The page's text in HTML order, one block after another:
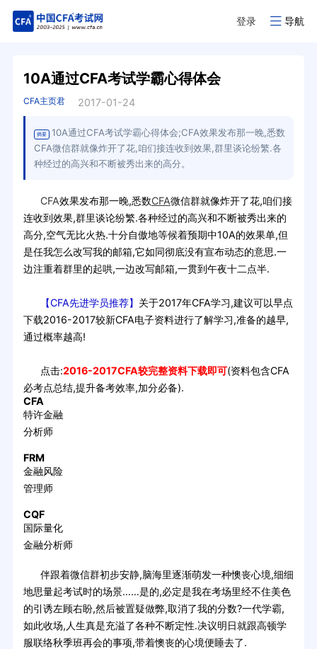
登录 导航
10A通过CFA考试学霸心得体会
CFA主页君 2017-01-24
摘要
10A通过CFA考试学霸心得体会;CFA效果发布那一晚,悉数
CFA微信群就像炸开了花,咱们接连收到效果,群里谈论纷繁.各
种经过的高兴和不断被秀出来的高分。
CFA效果发布那一晚,悉数CFA微信群就像炸开了花,咱们接
连收到效果,群里谈论纷繁.各种经过的高兴和不断被秀出来的
高分,空气无比火热.十分自傲地等候着预期中10A的效果单,但
是任我怎么改写我的邮箱,它如同彻底没有宣布动态的意思.一
边注重着群里的起哄,一边改写邮箱,一贯到午夜十二点半.
【CFA先进学员推荐】 关于2017年CFA学习,建议可以早点
下载2016-2017较新CFA电子资料进行了解学习,准备的越早,
通过概率越高!
点击:2016-2017CFA较完整资料下载即可(资料包含CFA
必考点总结,提升备考效率,加分必备).
CFA
特许金融
分析师
FRM
金融风险
管理师
CQF
国际量化
金融分析师
伴跟着微信群初步安静,脑海里逐渐萌发一种懊丧心境,细细
地思量起考试时的场景……是的,必定是我在考场里经不住美色
的引诱左顾右盼,然后被置疑做弊,取消了我的分数?一代学霸,
如此收场,人生真是充溢了各种不断定性.决议明日就跟高顿学
服联络秋季班再会的事项,带着懊丧的心境便睡去了.